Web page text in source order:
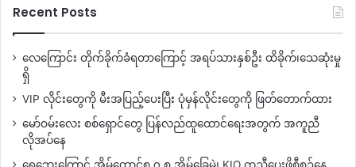
Recent Posts
လေကြောင်း တိုက်ခိုက်ခံရတာကြောင့် အရပ်သားနှစ်ဦး ထိခိုက်၊သေဆုံးမှု
ရှိ
VIP လိုင်းတွေကို မီးအပြည့်ပေးပြီး ပုံမှန်လိုင်းတွေကို ဖြတ်တောက်ထား
မော်ဝမ်းလေး စစ်ရှောင်တွေ ပြန်လည်ထူထောင်ရေးအတွက် အကူညီ
လိုအပ်နေ